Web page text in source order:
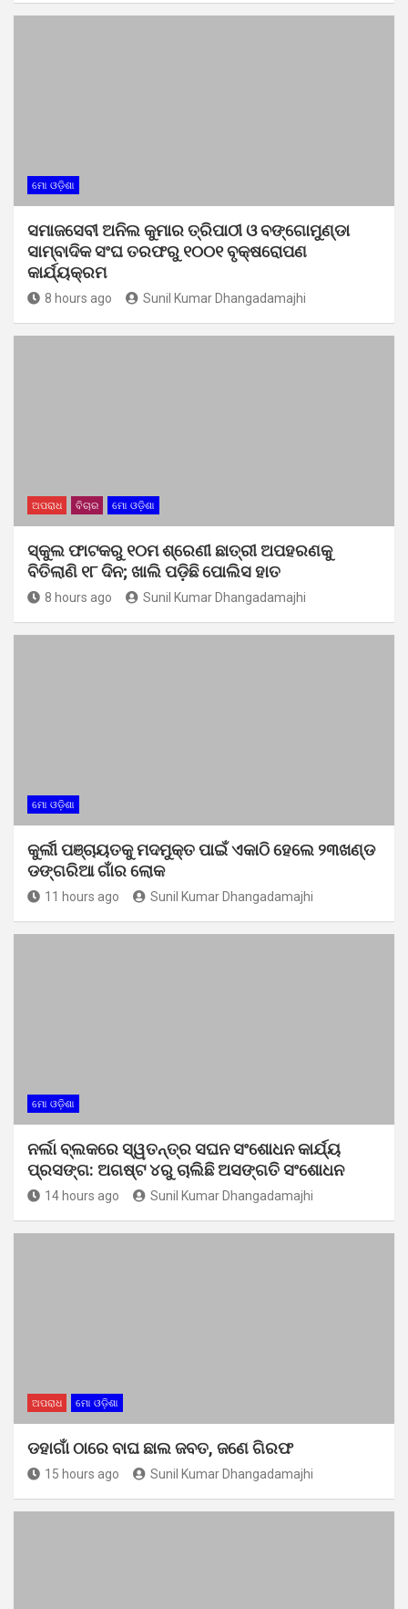
ମୋ ଓଡ଼ିଶା
ସମାଜସେବୀ ଅନିଲ କୁମାର ତ୍ରିପାଠୀ ଓ ବଙ୍ଗୋମୁଣ୍ଡା
ସାମ୍ବାଦିକ ସଂଘ ତରଫରୁ ୧୦୦୧ ବୃକ୍ଷରୋପଣ
କାର୍ଯ୍ୟକ୍ରମ
8 hours ago Sunil Kumar Dhangadamajhi
ଅପରାଧ ବିଚାର ମୋ ଓଡ଼ିଶା
ସ୍କୁଲ ଫାଟକରୁ ୧୦ମ ଶ୍ରେଣୀ ଛାତ୍ରୀ ଅପହରଣକୁ
ବିତିଲାଣି ୧୮ ଦିନ; ଖାଲି ପଡ଼ିଛି ପୋଲିସ ହାତ
8 hours ago Sunil Kumar Dhangadamajhi
ମୋ ଓଡ଼ିଶା
କୁର୍ଲୀ ପଞ୍ଚାୟତକୁ ମଦମୁକ୍ତ ପାଇଁ ଏକାଠି ହେଲେ ୨୩ଖଣ୍ଡ
ଡଙ୍ଗରିଆ ଗାଁର ଲୋକ
11 hours ago Sunil Kumar Dhangadamajhi
ମୋ ଓଡ଼ିଶା
ନର୍ଲା ବ୍ଲକରେ ସ୍ୱତନ୍ତ୍ର ସଘନ ସଂଶୋଧନ କାର୍ଯ୍ୟ
ପ୍ରସଙ୍ଗ: ଅଗଷ୍ଟ ୪ରୁ ଚାଲିଛି ଅସଙ୍ଗତି ସଂଶୋଧନ
14 hours ago Sunil Kumar Dhangadamajhi
ଅପରାଧ ମୋ ଓଡ଼ିଶା
ଡହାଗାଁ ଠାରେ ବାଘ ଛାଲ ଜବତ, ଜଣେ ଗିରଫ
15 hours ago Sunil Kumar Dhangadamajhi